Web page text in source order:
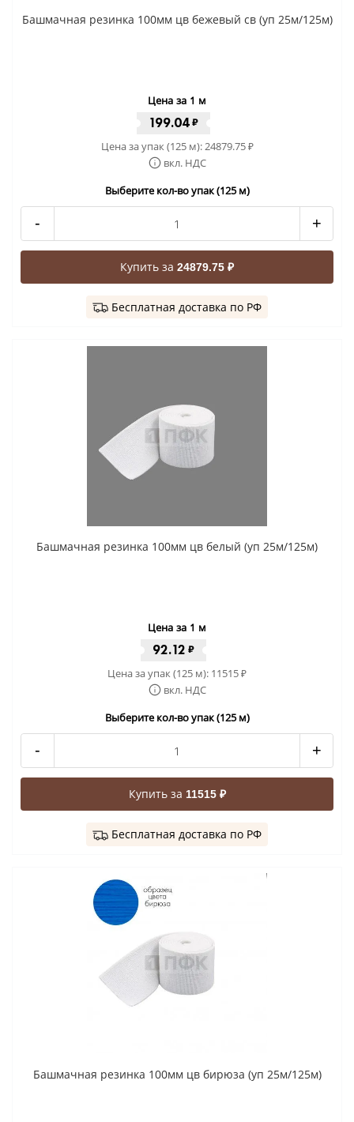
Башмачная резинка 100мм цв бежевый св (уп 25м/125м)
Цена за 1 м
199.04 ₽
Цена за упак (125 м):24879.75₽
вкл. НДС
Выберите кол-во упак (125 м)
- +
Купить за 24879.75 ₽
Бесплатная доставка по РФ
Башмачная резинка 100мм цв белый (уп 25м/125м)
Цена за 1 м
92.12 ₽
Цена за упак (125 м): 11515₽
вкл. НДС
Выберите кол-во упак (125 м)
- +
Купить за 11515 ₽
Бесплатная доставка по РФ
Башмачная резинка 100мм цв бирюза (уп 25м/125м)